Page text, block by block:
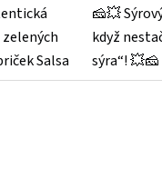
Salsa
5
hvězdiček.
🧀💥
když
sýra“!
obyčejné